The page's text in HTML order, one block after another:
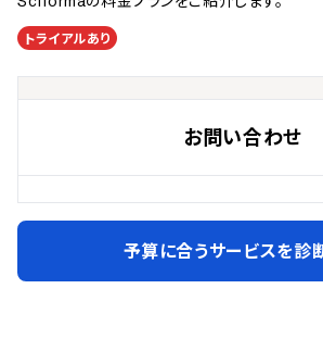
トライアルあり
お問い合わせ
予算に合うサービスを診